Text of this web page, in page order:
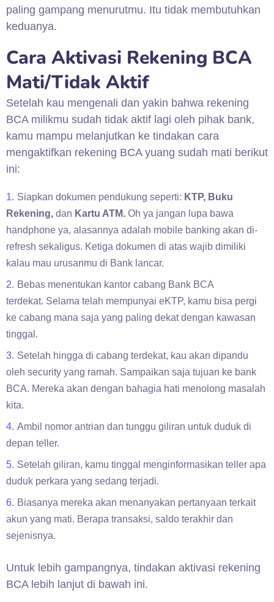
paling gampang menurutmu. Itu tidak membutuhkan
keduanya.
Cara Aktivasi Rekening BCA
Mati/Tidak Aktif
Setelah kau mengenali dan yakin bahwa rekening
BCA milikmu sudah tidak aktif lagi oleh pihak bank,
kamu mampu melanjutkan ke tindakan cara
mengaktifkan rekening BCA yuang sudah mati berikut
ini:
Siapkan dokumen pendukung seperti: KTP, Buku
Rekening, dan Kartu ATM. Oh ya jangan lupa bawa
handphone ya, alasannya adalah mobile banking akan di-
refresh sekaligus. Ketiga dokumen di atas wajib dimiliki
kalau mau urusanmu di Bank lancar.
Bebas menentukan kantor cabang Bank BCA
terdekat. Selama telah mempunyai eKTP, kamu bisa pergi
ke cabang mana saja yang paling dekat dengan kawasan
tinggal.
Setelah hingga di cabang terdekat, kau akan dipandu
oleh security yang ramah. Sampaikan saja tujuan ke bank
BCA. Mereka akan dengan bahagia hati menolong masalah
kita.
Ambil nomor antrian dan tunggu giliran untuk duduk di
depan teller.
Setelah giliran, kamu tinggal menginformasikan teller apa
duduk perkara yang sedang terjadi.
Biasanya mereka akan menanyakan pertanyaan terkait
akun yang mati. Berapa transaksi, saldo terakhir dan
sejenisnya.
Untuk lebih gampangnya, tindakan aktivasi rekening
BCA lebih lanjut di bawah ini.